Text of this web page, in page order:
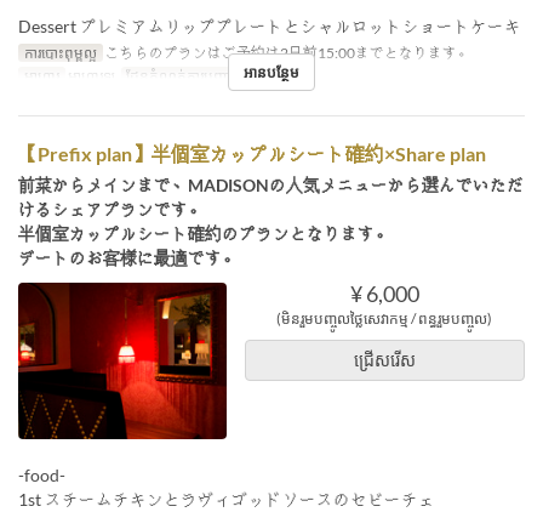
Dessert プレミアムリッププレートとシャルロットショートケーキ
ការបោះពុម្ពល្អ こちらのプランはご予約は2日前15:00までとなります。
អាហារ
អាហារឡ ដែនកំណត់ការបញ្ជាទិញ 2 ~ 8
អានបន្ថែម
【Prefix plan】半個室カップルシート確約×Share plan
前菜からメインまで、MADISONの人気メニューから選んでいただ
けるシェアプランです。
半個室カップルシート確約のプランとなります。
デートのお客様に最適です。
¥ 6,000
(មិនរួមបញ្ចូលថ្លៃសេវាកម្ម / ពន្ធរួមបញ្ចូល)
ជ្រើសរើស
-food-
1st スチームチキンとラヴィゴッドソースのセビーチェ